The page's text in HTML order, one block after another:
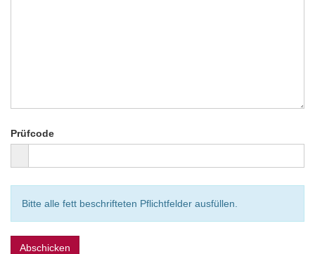
Prüfcode
Bitte alle fett beschrifteten Pflichtfelder ausfüllen.
Abschicken